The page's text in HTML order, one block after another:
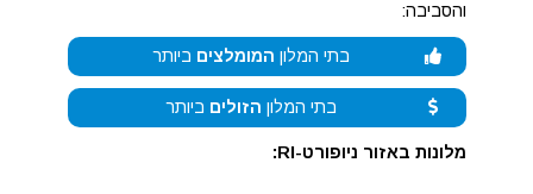
והסביבה:
בתי המלון המומלצים ביותר
בתי המלון הזולים ביותר
מלונות באזור ניופורט-RI: